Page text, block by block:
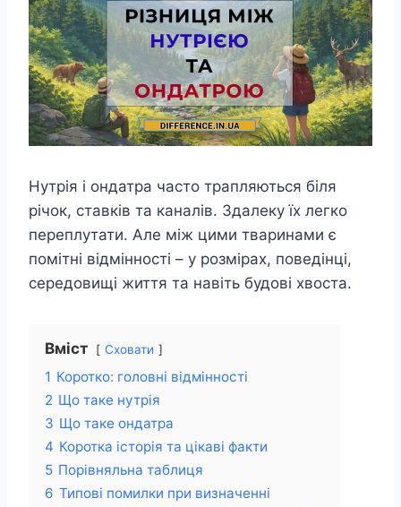
Нутрія і ондатра часто трапляються біля
річок, ставків та каналів. Здалеку їх легко
переплутати. Але між цими тваринами є
помітні відмінності – у розмірах, поведінці,
середовищі життя та навіть будові хвоста.
Вміст Сховати
1 Коротко: головні відмінності
2 Що таке нутрія
3 Що таке ондатра
4 Коротка історія та цікаві факти
5 Порівняльна таблиця
6 Типові помилки при визначенні